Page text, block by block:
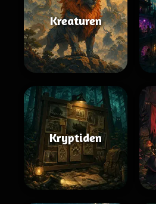
Kreaturen
Kryptiden